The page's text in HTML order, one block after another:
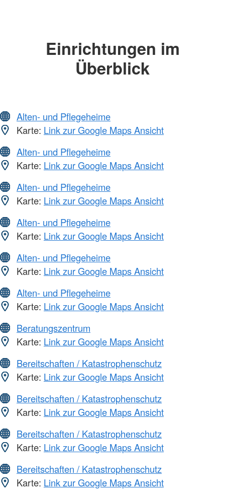
Einrichtungen im
Überblick
Alten- und Pflegeheime
Karte: Link zur Google Maps Ansicht
Alten- und Pflegeheime
Karte: Link zur Google Maps Ansicht
Alten- und Pflegeheime
Karte: Link zur Google Maps Ansicht
Alten- und Pflegeheime
Karte: Link zur Google Maps Ansicht
Alten- und Pflegeheime
Karte: Link zur Google Maps Ansicht
Alten- und Pflegeheime
Karte: Link zur Google Maps Ansicht
Beratungszentrum
Karte: Link zur Google Maps Ansicht
Bereitschaften / Katastrophenschutz
Karte: Link zur Google Maps Ansicht
Bereitschaften / Katastrophenschutz
Karte: Link zur Google Maps Ansicht
Bereitschaften / Katastrophenschutz
Karte: Link zur Google Maps Ansicht
Bereitschaften / Katastrophenschutz
Karte: Link zur Google Maps Ansicht